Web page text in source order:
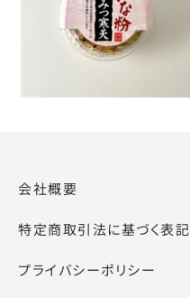
会社概要
特定商取引法に基づく表記
プライバシーポリシー